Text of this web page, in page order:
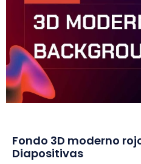
Fondo 3D moderno
Diapositivas